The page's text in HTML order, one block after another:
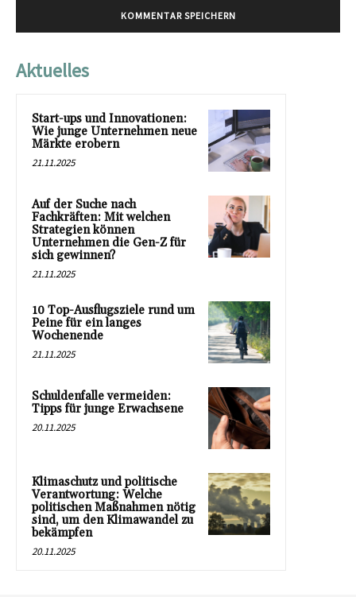
Aktuelles
Start-ups und Innovationen:
Wie junge Unternehmen neue
Märkte erobern
21.11.2025
Auf der Suche nach
Fachkräften: Mit welchen
Strategien können
Unternehmen die Gen-Z für
sich gewinnen?
21.11.2025
10 Top-Ausflugsziele rund um
Peine für ein langes
Wochenende
21.11.2025
Schuldenfalle vermeiden:
Tipps für junge Erwachsene
20.11.2025
Klimaschutz und politische
Verantwortung: Welche
politischen Maßnahmen nötig
sind, um den Klimawandel zu
bekämpfen
20.11.2025